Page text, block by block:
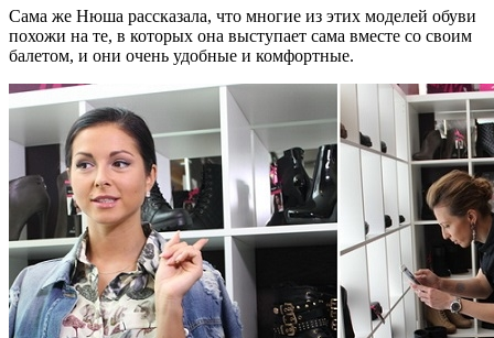
Сама же Нюша рассказала, что многие из этих моделей обуви
похожи на те, в которых она выступает сама вместе со своим
балетом, и они очень удобные и комфортные.